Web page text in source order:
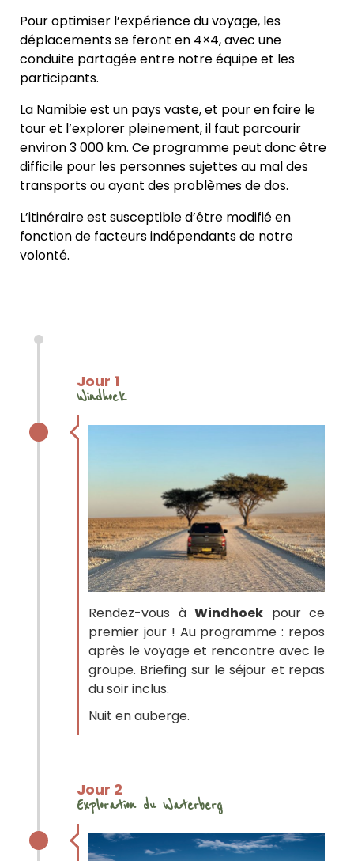
Pour optimiser l’expérience du voyage, les
déplacementsse feront en 4×4, avec une
conduite partagée entre notre équipe et les
participants.
La Namibie est un pays vaste, et pour en faire le
tour et l’explorer pleinement, il faut parcourir
environ 3 000 km. Ce programme peut donc être
difficile pour les personnes sujettes au mal des
transports ou ayant des problèmes de dos.
L’itinéraire est susceptible d’être modifié en
fonction de facteurs indépendants de notre
volonté.
Jour 1
Windhoek
Rendez-vous à Windhoek pour ce
premier jour ! Au programme : repos
après le voyage et rencontre avec le
groupe. Briefing sur le séjour et repas
du soir inclus.
Nuit en auberge.
Jour 2
Exploration du Waterberg